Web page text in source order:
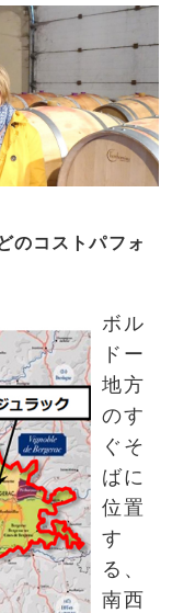
のコストパフォ
ボル
ドー
地方
のす
ぐそ
ばに
位置
す
る、
南西